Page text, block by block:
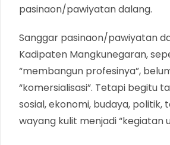
pasinaon/pawiyatan dalang.
Sanggar pasinaon/pawiyatan
Kadipaten Mangkunegaran,
“membangun profesinya”,
“komersialisasi”. Tetapi begitu
sosial, ekonomi, budaya,
wayang kulit menjadi “kegiatan